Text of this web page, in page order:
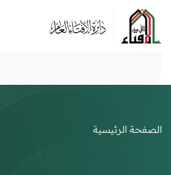
الصفحة الرئيسية